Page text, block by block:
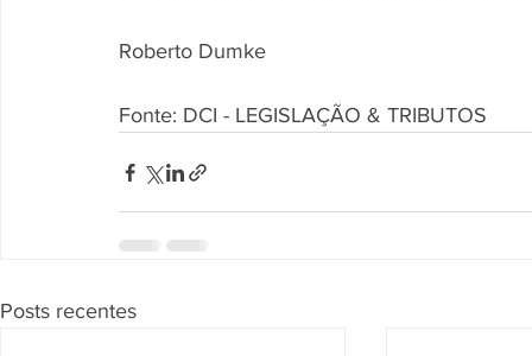
Roberto Dumke
Fonte: DCI - LEGISLAÇÃO & TRIBUTOS
Posts recentes